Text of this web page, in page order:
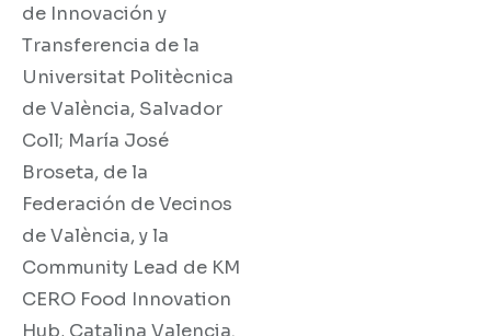
de Innovación y
Transferencia de la
Universitat Politècnica
de València, Salvador
Coll; María José
Broseta, de la
Federación de Vecinos
de València, y la
Community Lead de KM
CERO Food Innovation
Hub, Catalina Valencia.